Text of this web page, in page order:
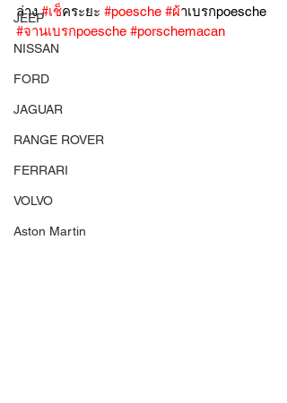
JEEP
NISSAN
FORD
JAGUAR
RANGE ROVER
FERRARI
VOLVO
Aston Martin
ล่าง #เช็คระยะ #poesche #ผ้าเบรกpoesche
#จานเบรกpoesche #porschemacan